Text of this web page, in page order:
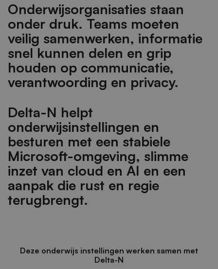
Onderwijsorganisaties staan
onder druk. Teams moeten
veilig samenwerken, informatie
snel kunnen delen en grip
houden op communicatie,
verantwoording en privacy.
Delta-N helpt
onderwijsinstellingen en
besturen met een stabiele
Microsof-omgeving, slimme
inzet van cloud en AI en een
aanpak die rust en regie
terugbrengt.
Deze onderwijs instellingen werken samen met
Delta-N